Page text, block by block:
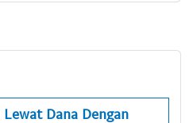
Dana Dengan